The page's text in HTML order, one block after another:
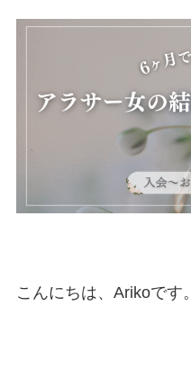
こんにちは、Arikoです。